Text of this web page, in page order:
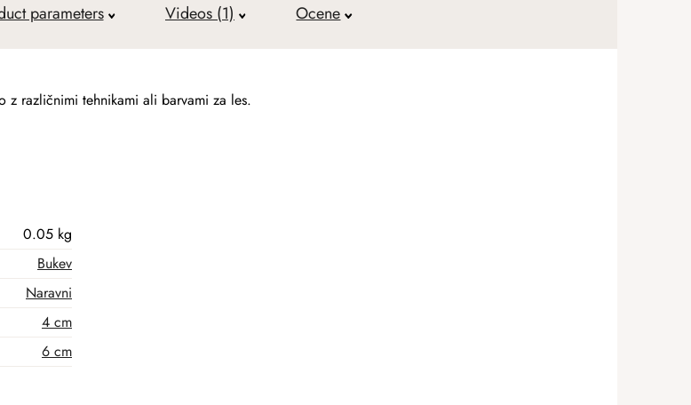
parameters Videos (1) Ocene
z različnimi tehnikami ali barvami za les.
0.05 kg
Bukev
Naravni
4 cm
6 cm